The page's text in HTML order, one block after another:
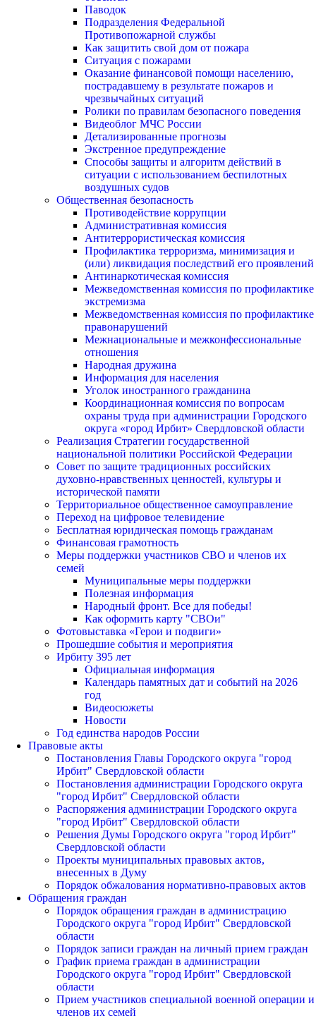
Паводок
Подразделения Федеральной
Противопожарной службы
Как защитить свой дом от пожара
Ситуация с пожарами
Оказание финансовой помощи населению,
пострадавшему в результате пожаров и
чрезвычайных ситуаций
Ролики по правилам безопасного поведения
Видеоблог МЧС России
Детализированные прогнозы
Экстренное предупреждение
Способы защиты и алгоритм действий в
ситуации с использованием беспилотных
воздушных судов
Общественная безопасность
Противодействие коррупции
Административная комиссия
Антитеррористическая комиссия
Профилактика терроризма, минимизация и
(или) ликвидация последствий его проявлений
Антинаркотическая комиссия
Межведомственная комиссия по профилактике
экстремизма
Межведомственная комиссия по профилактике
правонарушений
Межнациональные и межконфессиональные
отношения
Народная дружина
Информация для населения
Уголок иностранного гражданина
Координационная комиссия по вопросам
охраны труда при администрации Городского
округа «город Ирбит» Свердловской области
Реализация Стратегии государственной
национальной политики Российской Федерации
Совет по защите традиционных российских
духовно-нравственных ценностей, культуры и
исторической памяти
Территориальное общественное самоуправление
Переход на цифровое телевидение
Бесплатная юридическая помощь гражданам
Финансовая грамотность
Меры поддержки участников СВО и членов их
семей
Муниципальные меры поддержки
Полезная информация
Народный фронт. Все для победы!
Как оформить карту "СВОи"
Фотовыставка «Герои и подвиги»
Прошедшие события и мероприятия
Ирбиту 395 лет
Официальная информация
Календарь памятных дат и событий на 2026
год
Видеосюжеты
Новости
Год единства народов России
Правовые акты
Постановления Главы Городского округа "город
Ирбит" Свердловской области
Постановления администрации Городского округа
"город Ирбит" Свердловской области
Распоряжения администрации Городского округа
"город Ирбит" Свердловской области
Решения Думы Городского округа "город Ирбит"
Свердловской области
Проекты муниципальных правовых актов,
внесенных в Думу
Порядок обжалования нормативно-правовых актов
Обращения граждан
Порядок обращения граждан в администрацию
Городского округа "город Ирбит" Свердловской
области
Порядок записи граждан на личный прием граждан
График приема граждан в администрации
Городского округа "город Ирбит" Свердловской
области
Прием участников специальной военной операции и
членов их семей